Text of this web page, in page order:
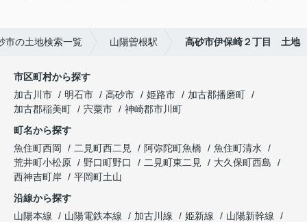
市の土地検索一覧 山陽曽根駅 高砂市伊保崎２丁目 土地
市区町村から探す
加古川市
明石市 高砂市 姫路市
加古郡播磨町
加古郡稲美町
宍粟市
神崎郡市川町
町名から探す
魚住町西岡
二見町西二見 阿弥陀町魚橋
魚住町清水
荒井町小松原
野口町野口 二見町東二見
大久保町西島
西神吉町岸
平岡町土山
沿線から探す
山陽本線
山陽電鉄本線 加古川線 姫新線
山陽新幹線